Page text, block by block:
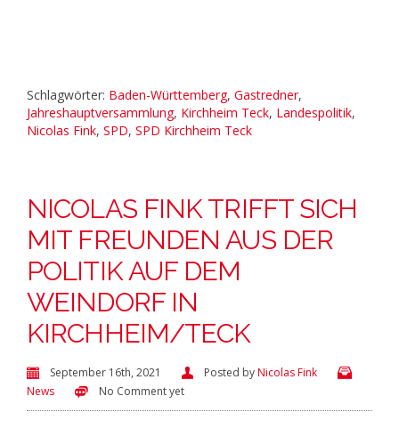
Schlagwörter: Baden-Württemberg, Gastredner,
Jahreshauptversammlung, Kirchheim Teck, Landespolitik,
Nicolas Fink, SPD, SPD Kirchheim Teck
NICOLAS FINK TRIFFT SICH
MIT FREUNDEN AUS DER
POLITIK AUF DEM
WEINDORF IN
KIRCHHEIM/TECK
September 16th, 2021 Posted byNicolas Fink
News
No Comment yet